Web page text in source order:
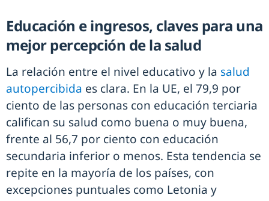
Educación e ingresos, claves para una
mejor percepción de la salud
La relación entre el nivel educativo y la salud
autopercibida es clara. En la UE, el 79,9 por
ciento de las personas con educación terciaria
califican su salud como buena o muy buena,
frente al 56,7 por ciento con educación
secundaria inferior o menos. Esta tendencia se
repite en la mayoría de los países, con
excepciones puntuales como Letonia y